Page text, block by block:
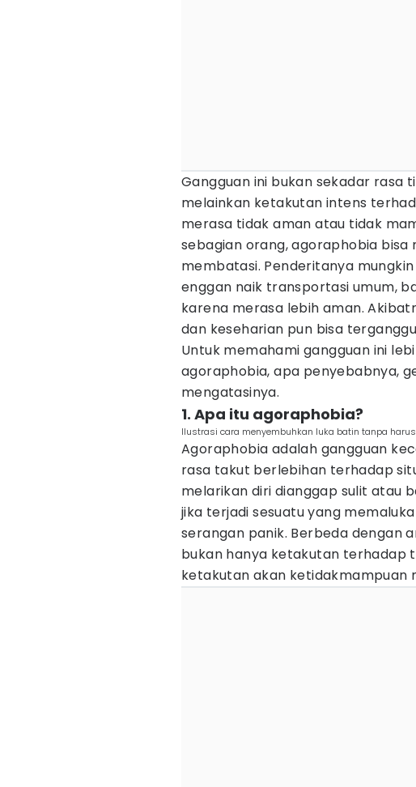
Gangguan ini bukan sekadar rasa
melainkan ketakutan intens
merasa tidak aman atau tidak
sebagian orang, agoraphobia bisa
membatasi. Penderitanya
enggan naik transportasi umum,
karena merasa lebih aman.
dan keseharian pun bisa
Untuk memahami gangguan ini
agoraphobia, apa penyebabnya,
mengatasinya.
1. Apa itu agoraphobia?
Ilustrasi cara menyembuhkan luka batin tanpa
Agoraphobia adalah gangguan
rasa takut berlebihan terhadap
melarikan diri dianggap sulit atau
jika terjadi sesuatu yang
serangan panik. Berbeda dengan
bukan hanya ketakutan terhadap
ketakutan akan ketidakmampuan